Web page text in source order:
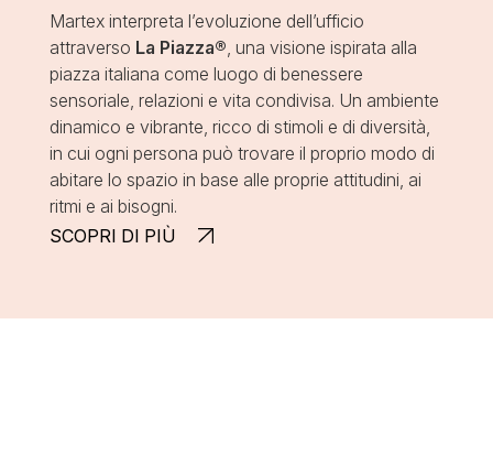
Martex interpreta l’evoluzione dell’ufficio
attraverso La Piazza® una visione ispirata alla
piazza italiana come luogo di benessere
sensoriale, relazioni e vita condivisa. Un ambiente
dinamico e vibrante, ricco di stimoli e di diversità,
in cui ogni persona può trovare il proprio modo di
abitare lo spazio in base alle proprie attitudini, ai
ritmi e ai bisogni.
SCOPRI DI PIÙ